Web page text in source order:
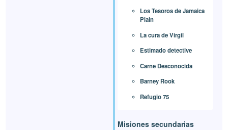
Los Tesoros de Jamaica
Plain
La cura de Virgil
Estimado detective
Carne Desconocida
Barney Rook
Refugio 75
Misiones secundarias